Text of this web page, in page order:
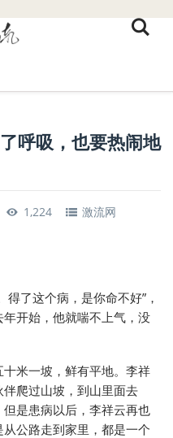
呼吸，也要热闹地
1,224
激流网
了这个病，是你命不好”，
开始，他就喘不上气，没
米一坡，鲜有平地。李祥
爬过山坡，到山里面去
是患病以后，李祥云再也
公路走到家里，都是一个